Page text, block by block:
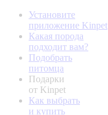
Установите
приложение Kinpet
Какая порода
подходит вам?
Подобрать
питомца
Подарки
от Kinpet
Как выбрать
и купить